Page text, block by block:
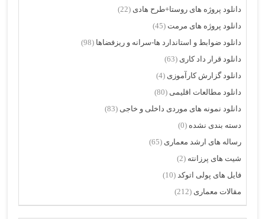
دانلود پروژه های روستا+طرح هادی (22)
دانلود پروژه های مرمت (45)
دانلود ضوابط و استاندارد ها-سرانه و ریزفضاها (98)
دانلود قرار داد کاری (63)
دانلود گزارش کارآموزی (4)
دانلود مطالعات اقلیمی (80)
دانلود نمونه های موردی داخلی و خاجی (83)
دسته بندی نشده (0)
رساله های ارشد معماری (65)
شیت های پرزانته (2)
فایل های پولی اتوکد (10)
مقالات معماری (212)